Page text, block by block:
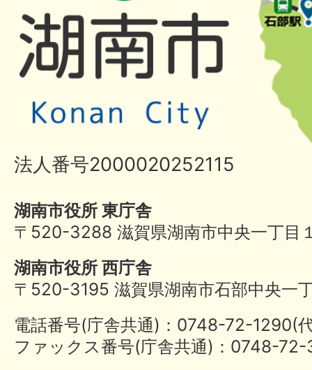
法人番号2000020252115
湖南市役所 東庁舎
〒520-3288 滋賀県湖南市中央一丁目
湖南市役所 西庁舎
〒520-3195 滋賀県湖南市石部中央一
電話番号(庁舎共通)：0748-72-
ファックス番号(庁舎共通)：0748-